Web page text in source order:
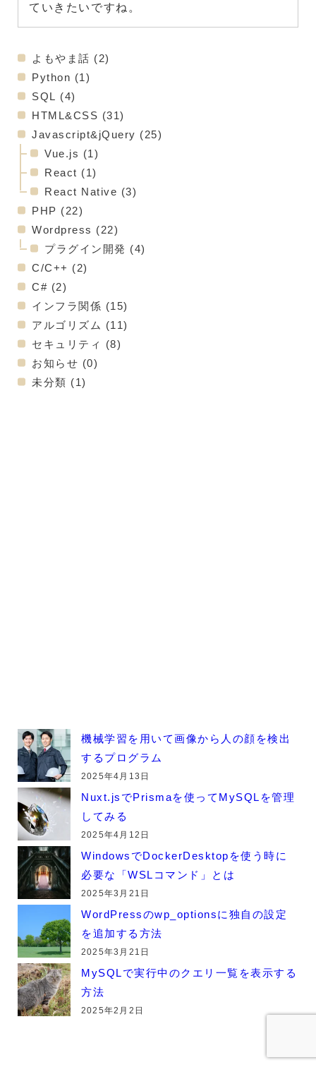
ていきたいですね。
よもやま話 (2)
Python (1)
SQL (4)
HTML&CSS (31)
Javascript&jQuery (25)
Vue.js (1)
React (1)
React Native (3)
PHP (22)
Wordpress (22)
プラグイン開発 (4)
C/C++ (2)
C# (2)
インフラ関係 (15)
アルゴリズム (11)
セキュリティ
(8)
お知らせ (0)
未分類 (1)
機械学習を用いて画像から人の顔を検出
するプログラム
2025年4月13日
Nuxt.jsでPrismaを使ってMySQLを管理
してみる
2025年4月12日
WindowsでDockerDesktopを使う時に
必要な「WSLコマンド」とは
2025年3月21日
WordPressのwp_optionsに独自の設定
を追加する方法
2025年3月21日
MySQLで実行中のクエリ一覧を表示する
方法
2025年2月2日